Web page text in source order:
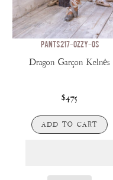
PANTS 217-OZZY-OS
Dragon Garçon Kelnės
$475
ADD TO CART